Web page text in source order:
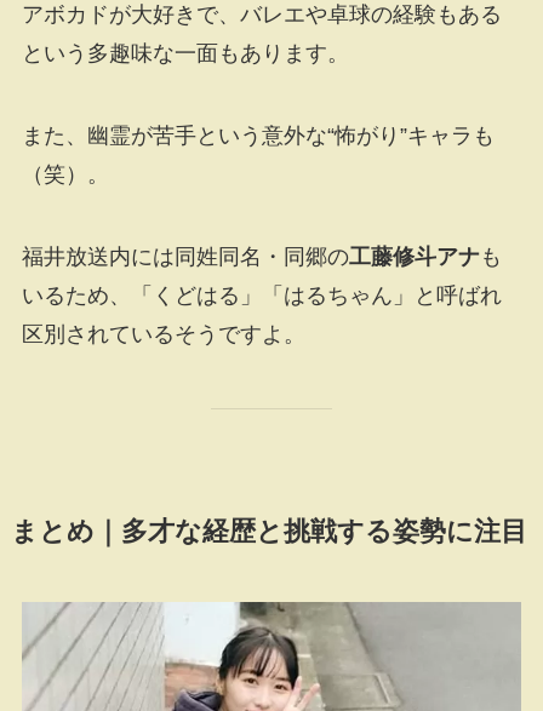
アボカドが大好きで、バレエや卓球の経験もある
という多趣味な一面もあります。
また、幽霊が苦手という意外な“怖がり”キャラも
（笑）。
福井放送内には同姓同名・同郷の工藤修斗アナも
いるため、「くどはる」「はるちゃん」と呼ばれ
区別されているそうですよ。
まとめ｜多才な経歴と挑戦する姿勢に注目